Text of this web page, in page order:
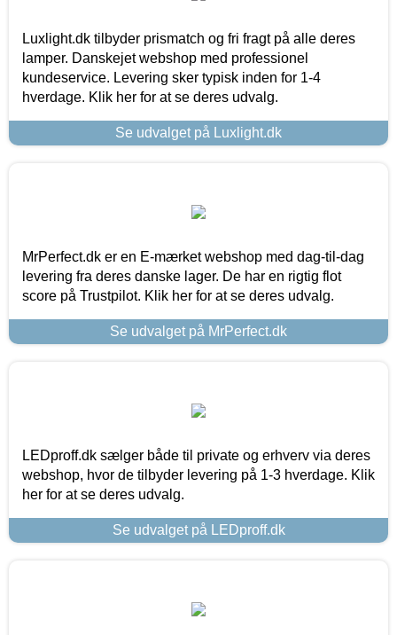
Luxlight.dk tilbyder prismatch og fri fragt på alle deres
lamper. Danskejet webshop med professionel
kundeservice. Levering sker typisk inden for 1-4
hverdage. Klik her for at se deres udvalg.
Se udvalget på Luxlight.dk
MrPerfect.dk er en E-mærket webshop med dag-til-dag
levering fra deres danske lager. De har en rigtig flot
score på Trustpilot. Klik her for at se deres udvalg.
Se udvalget på MrPerfect.dk
LEDproff.dk sælger både til private og erhverv via deres
webshop, hvor de tilbyder levering på 1-3 hverdage. Klik
her for at se deres udvalg.
Se udvalget på LEDproff.dk